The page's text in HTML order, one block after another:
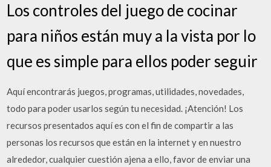
Los controles del juego de cocinar
para niños están muy a la vista por lo
que es simple para ellos poder seguir
Aquí encontrarás juegos, programas, utilidades, novedades,
todo para poder usarlos según tu necesidad. ¡Atención! Los
recursos presentados aquí es con el fin de compartir a las
personas los recursos que están en la internet y en nuestro
alrededor, cualquier cuestión ajena a ello, favor de enviar una